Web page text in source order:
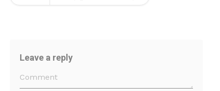
Leave a reply